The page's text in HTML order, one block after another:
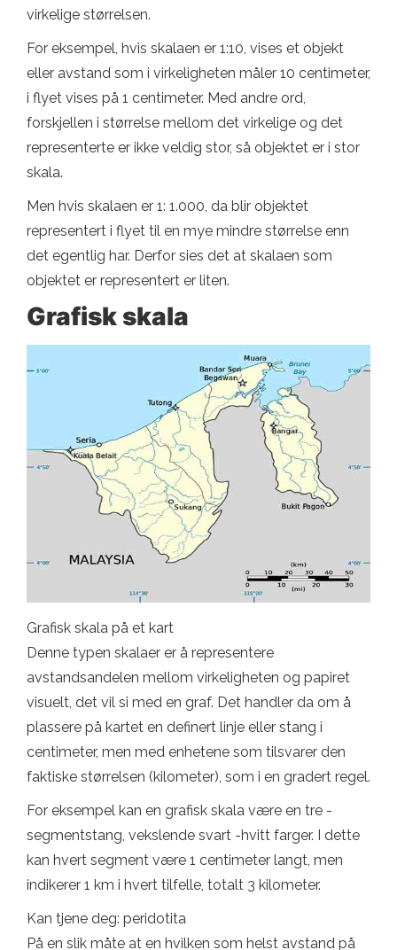
virkelige størrelsen.
For eksempel, hvis skalaen er 1:10, vises et objekt
eller avstand som i virkeligheten måler 10 centimeter,
i flyet vises på 1 centimeter. Med andre ord,
forskjellen i størrelse mellom det virkelige og det
representerte er ikke veldig stor, så objektet er i stor
skala.
Men hvis skalaen er 1: 1.000, da blir objektet
representert i flyet til en mye mindre størrelse enn
det egentlig har. Derfor sies det at skalaen som
objektet er representert er liten.
Grafisk skala
Grafisk skala på et kart
Denne typen skalaer er å representere
avstandsandelen mellom virkeligheten og papiret
visuelt, det vil si med en graf. Det handler da om å
plassere på kartet en definert linje eller stang i
centimeter, men med enhetene som tilsvarer den
faktiske størrelsen (kilometer), som i en gradert regel.
For eksempel kan en grafisk skala være en tre -
segmentstang, vekslende svart -hvitt farger. I dette
kan hvert segment være 1 centimeter langt, men
indikerer 1 km i hvert tilfelle, totalt 3 kilometer.
Kan tjene deg: peridotita
På en slik måte at en hvilken som helst avstand på